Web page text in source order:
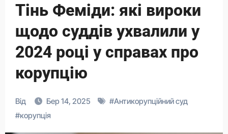
Тінь Феміди: які вироки
щодо суддів ухвалили у
2024 році у справах про
корупцію
Від Бер 14, 2025 #Антикорупційний суд
#корупція